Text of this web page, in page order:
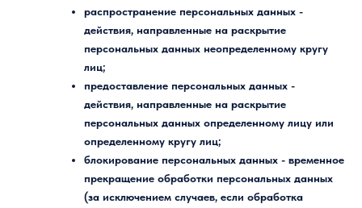
распространение персональных данных -
действия, направленные на раскрытие
персональных данных неопределенному кругу
лиц;
предоставление персональных данных -
действия, направленные на раскрытие
персональных данных определенному лицу или
определенному кругу лиц;
блокирование персональных данных - временное
прекращение обработки персональных данных
(за исключением случаев, если обработка